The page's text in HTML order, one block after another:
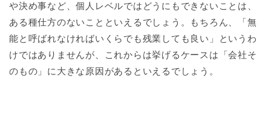
や決め事など、個人レベルではどうにもできないことは、
ある種仕方のないことといえるでしょう。もちろん、「無
能と呼ばれなければいくらでも残業しても良い」というわ
けではありませんが、これからは挙げるケースは「会社そ
のもの」に大きな原因があるといえるでしょう。